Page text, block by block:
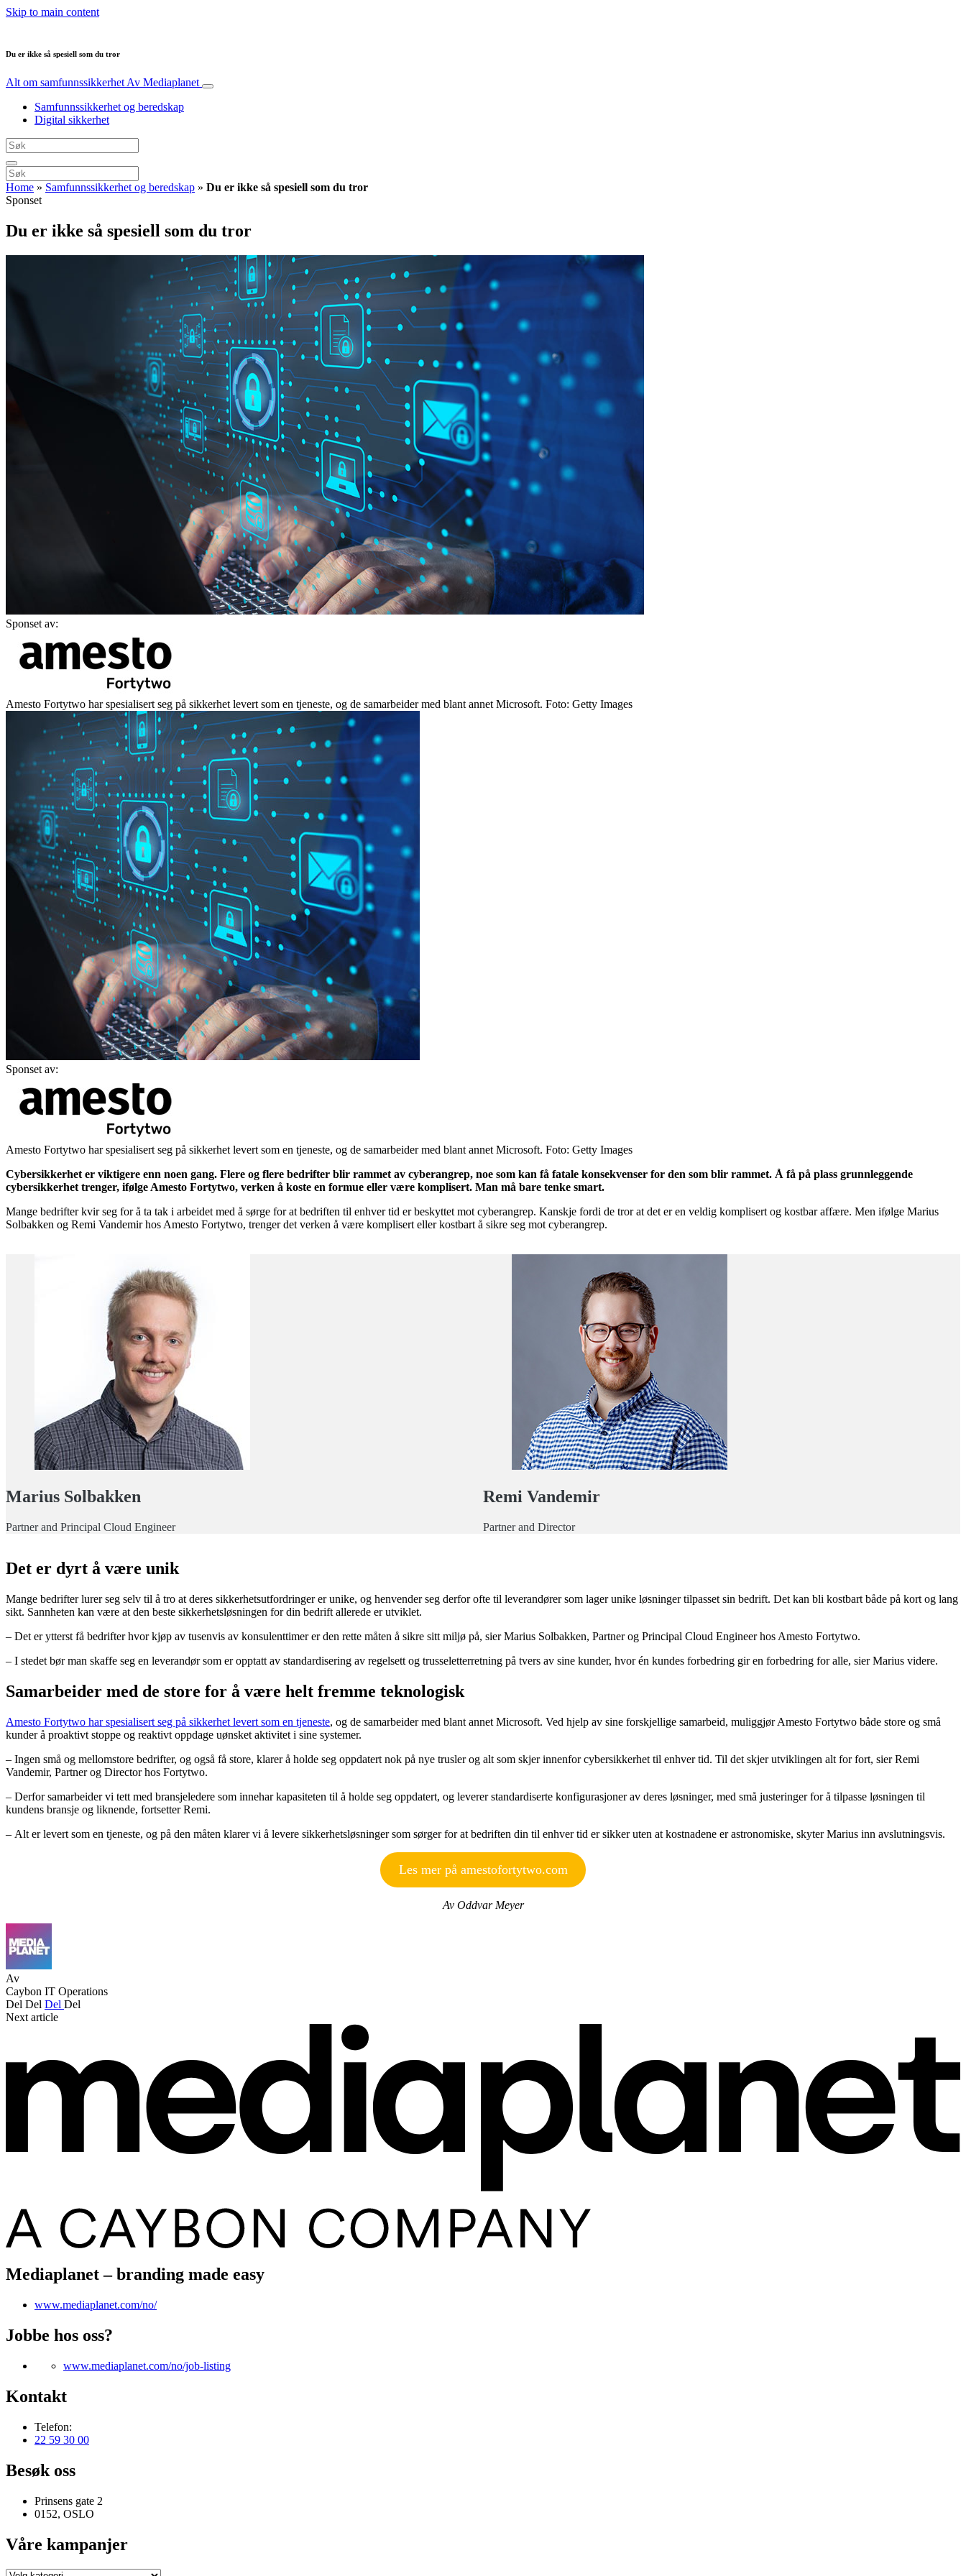
Skip to main content
Du er ikke så spesiell som du tror
Alt om samfunnssikkerhet Av Mediaplanet
Samfunnssikkerhet og beredskap
Digital sikkerhet
Home » Samfunnssikkerhet og beredskap » Du er ikke så spesiell som du tror
Sponset
Du er ikke så spesiell som du tror
Sponset av:
Amesto Fortytwo har spesialisert seg på sikkerhet levert som en tjeneste, og de samarbeider med blant annet Microsoft. Foto: Getty Images
Sponset av:
Amesto Fortytwo har spesialisert seg på sikkerhet levert som en tjeneste, og de samarbeider med blant annet Microsoft. Foto: Getty Images
Cybersikkerhet er viktigere enn noen gang. Flere og flere bedrifter blir rammet av cyberangrep, noe som kan få fatale konsekvenser for den som blir rammet. Å få på plass grunnleggende
cybersikkerhet trenger, ifølge Amesto Fortytwo, verken å koste en formue eller være komplisert. Man må bare tenke smart.
Mange bedrifter kvir seg for å ta tak i arbeidet med å sørge for at bedriften til enhver tid er beskyttet mot cyberangrep. Kanskje fordi de tror at det er en veldig komplisert og kostbar affære. Men ifølge Marius
Solbakken og Remi Vandemir hos Amesto Fortytwo, trenger det verken å være komplisert eller kostbart å sikre seg mot cyberangrep.
Marius Solbakken
Partner and Principal Cloud Engineer
Remi Vandemir
Partner and Director
Det er dyrt å være unik
Mange bedrifter lurer seg selv til å tro at deres sikkerhetsutfordringer er unike, og henvender seg derfor ofte til leverandører som lager unike løsninger tilpasset sin bedrift. Det kan bli kostbart både på kort og lang
sikt. Sannheten kan være at den beste sikkerhetsløsningen for din bedrift allerede er utviklet.
– Det er ytterst få bedrifter hvor kjøp av tusenvis av konsulenttimer er den rette måten å sikre sitt miljø på, sier Marius Solbakken, Partner og Principal Cloud Engineer hos Amesto Fortytwo.
– I stedet bør man skaffe seg en leverandør som er opptatt av standardisering av regelsett og trusseletterretning på tvers av sine kunder, hvor én kundes forbedring gir en forbedring for alle, sier Marius videre.
Samarbeider med de store for å være helt fremme teknologisk
Amesto Fortytwo har spesialisert seg på sikkerhet levert som en tjeneste, og de samarbeider med blant annet Microsoft. Ved hjelp av sine forskjellige samarbeid, muliggjør Amesto Fortytwo både store og små
kunder å proaktivt stoppe og reaktivt oppdage uønsket aktivitet i sine systemer.
– Ingen små og mellomstore bedrifter, og også få store, klarer å holde seg oppdatert nok på nye trusler og alt som skjer innenfor cybersikkerhet til enhver tid. Til det skjer utviklingen alt for fort, sier Remi
Vandemir, Partner og Director hos Fortytwo.
– Derfor samarbeider vi tett med bransjeledere som innehar kapasiteten til å holde seg oppdatert, og leverer standardiserte konfigurasjoner av deres løsninger, med små justeringer for å tilpasse løsningen til
kundens bransje og liknende, fortsetter Remi.
– Alt er levert som en tjeneste, og på den måten klarer vi å levere sikkerhetsløsninger som sørger for at bedriften din til enhver tid er sikker uten at kostnadene er astronomiske, skyter Marius inn avslutningsvis.
Les mer på amestofortytwo.com
Av Oddvar Meyer
Av
Caybon IT Operations
Del Del Del Del
Next article
Mediaplanet – branding made easy
www.mediaplanet.com/no/
Jobbe hos oss?
www.mediaplanet.com/no/job-listing
Kontakt
Telefon:
22 59 30 00
Besøk oss
Prinsens gate 2
0152, OSLO
Våre kampanjer